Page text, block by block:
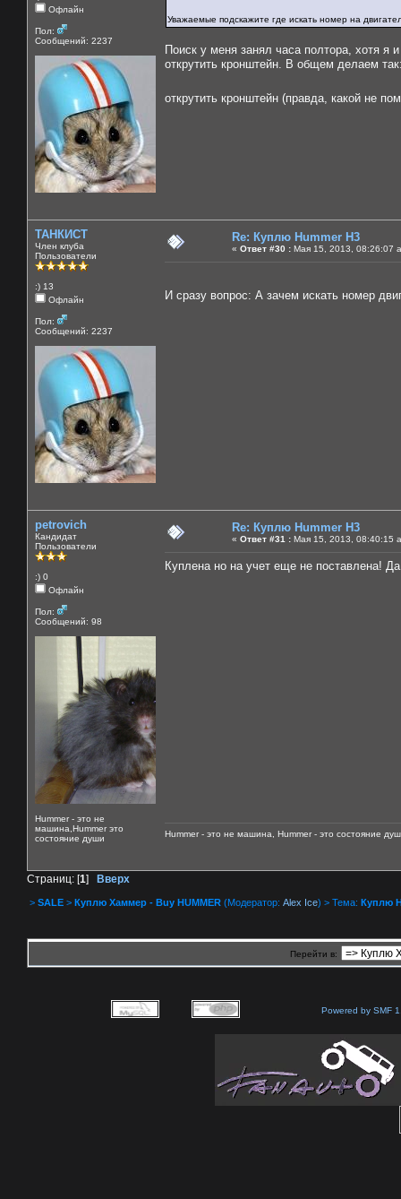
Офлайн
Пол:
Сообщений: 2237
Уважаемые подскажите где искать номер на
Поиск у меня занял часа полтора, хотя я
открутить кронштейн. В общем делаем
открутить кронштейн (правда, какой не
ТАНКИСТ
Член клуба
Пользователи
:) 13
Офлайн
Пол:
Сообщений: 2237
Re: Куплю Hummer H3
« Ответ #30 : Мая 15, 2013, 08:26:07
И сразу вопрос: А зачем искать номер
petrovich
Кандидат
Пользователи
:) 0
Офлайн
Пол:
Сообщений: 98
Hummer - это не
машина,Hummer это
состояние души
Re: Куплю Hummer H3
« Ответ #31 : Мая 15, 2013, 08:40:15
Куплена но на учет еще не поставлена!
Hummer - это не машина, Hummer - это состояние
Страниц: [1] Вверх
> SALE > Куплю Хаммер - Buy HUMMER (Модератор: Alex Ice) > Тема: Куплю
Перейти в:
Powered by SMF